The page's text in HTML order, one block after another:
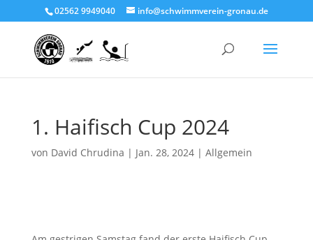
02562 9949040 info@schwimmverein-gronau.de
1. Haifisch Cup 2024
von David Chrudina | Jan. 28, 2024| Allgemein